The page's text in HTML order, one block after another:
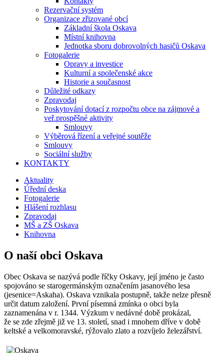
Rezervační systém
Organizace zřizované obcí
Základní škola Oskava
Místní knihovna
Jednotka sboru dobrovolných hasičů Oskava
Fotogalerie
Opravy a investice
Kulturní a společenské akce
Historie a současnost
Důležité odkazy
Zpravodaj
Poskytování dotací z rozpočtu obce na zájmové a
veř.prospěšné aktivity
Smlouvy
Výběrová řízení a veřejné soutěže
Smlouvy
Sociální služby
KONTAKTY
Aktuality
Úřední deska
Fotogalerie
Hlášení rozhlasu
Zpravodaj
MŠ a ZŠ Oskava
Knihovna
O naší obci Oskava
Obec Oskava se nazývá podle říčky Oskavy, její jméno je často
spojováno se starogermánským označením jasanového lesa
(jesenice=Askaha). Oskava vznikala postupně, takže nelze přesně
určit datum založení. První písemná zmínka o obci byla
zaznamenána v r. 1344. Výzkum v nedávné době prokázal,
že se zde zřejmě již ve 13. století, snad i mnohem dříve v době
keltské a velkomoravské, rýžovalo zlato a rozvíjelo železářství.